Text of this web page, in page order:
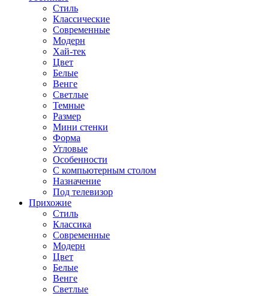
Стиль
Классические
Современные
Модерн
Хай-тек
Цвет
Белые
Венге
Светлые
Темные
Размер
Мини стенки
Форма
Угловые
Особенности
С компьютерным столом
Назначение
Под телевизор
Прихожие
Стиль
Классика
Современные
Модерн
Цвет
Белые
Венге
Светлые